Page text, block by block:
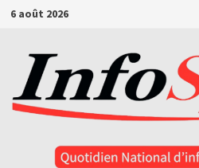
Passer
contenu
6 août 2026